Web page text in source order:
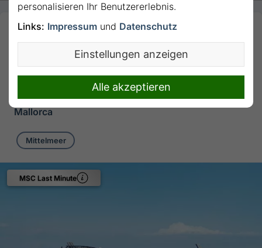
7 Nächte Mittelmeer
ab/bis Palma de
Mallorca mit MSC
7 Nächte von/bis Palma de
Mallorca
Mittelmeer
MSC Last Minute
personalisieren Ihr Benutzererlebnis.
Links: Impressum und Datenschutz
Einstellungen anzeigen
Alle akzeptieren